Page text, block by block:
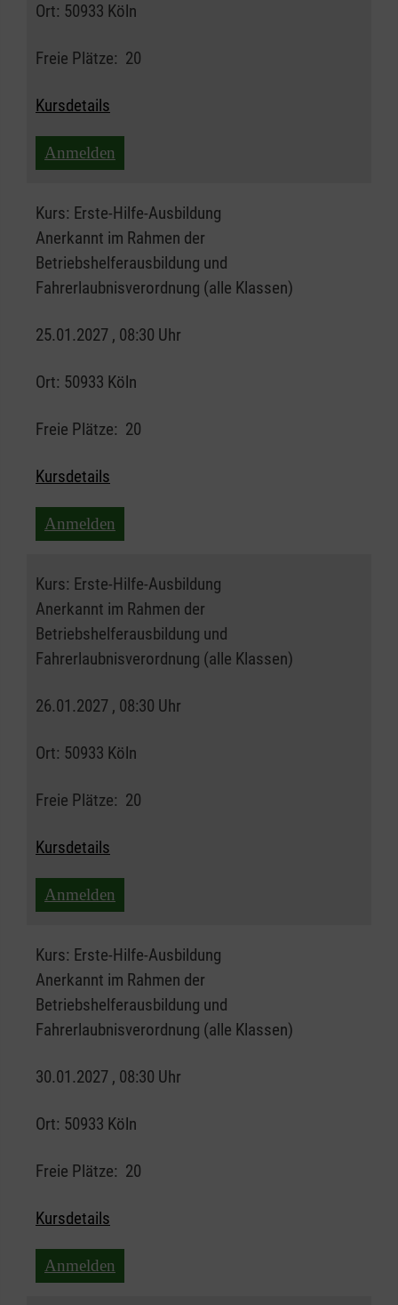
Ort: 50933 Köln
Freie Plätze: 20
Kursdetails
Anmelden
Kurs: Erste-Hilfe-Ausbildung
Anerkannt im Rahmen der
Betriebshelferausbildung und
Fahrerlaubnisverordnung (alle Klassen)
25.01.2027 , 08:30 Uhr
Ort: 50933 Köln
Freie Plätze: 20
Kursdetails
Anmelden
Kurs: Erste-Hilfe-Ausbildung
Anerkannt im Rahmen der
Betriebshelferausbildung und
Fahrerlaubnisverordnung (alle Klassen)
26.01.2027 , 08:30 Uhr
Ort: 50933 Köln
Freie Plätze: 20
Kursdetails
Anmelden
Kurs: Erste-Hilfe-Ausbildung
Anerkannt im Rahmen der
Betriebshelferausbildung und
Fahrerlaubnisverordnung (alle Klassen)
30.01.2027 , 08:30 Uhr
Ort: 50933 Köln
Freie Plätze: 20
Kursdetails
Anmelden